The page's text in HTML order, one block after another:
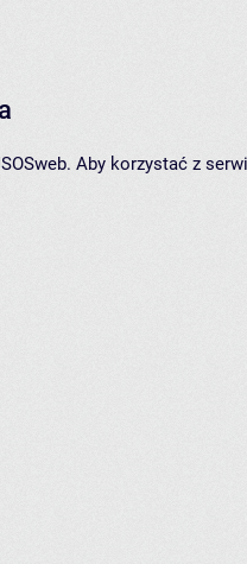
Aby korzystać z